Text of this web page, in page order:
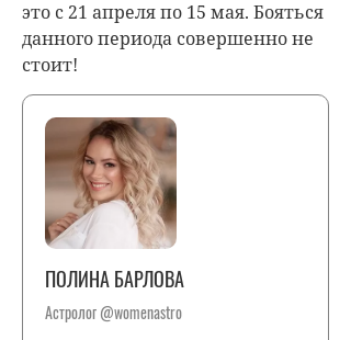
это с 21 апреля по 15 мая. Бояться
данного периода совершенно не
стоит!
ПОЛИНА БАРЛОВА
Астролог @womenastro